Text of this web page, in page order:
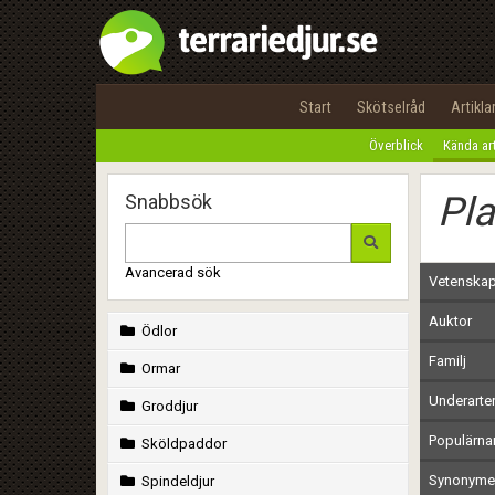
Start Skötselråd Artiklar
Överblick Kända
Snabbsök
Avancerad sök
Ödlor
Ormar
Groddjur
Sköldpaddor
Spindeldjur
Auktor
Familj
Underarter